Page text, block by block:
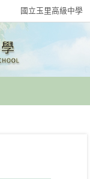
國立玉里高級中學